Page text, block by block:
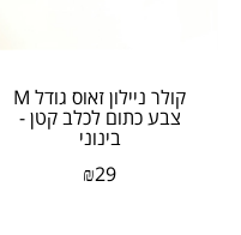
​קולר ניילון זאוס גודל M
צבע כתום לכלב קטן -
בינוני
₪29